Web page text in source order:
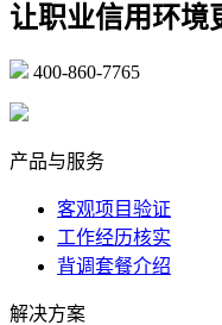
让职业信用环境
400-860-7765
产品与服务
客观项目验证
工作经历核实
背调套餐介绍
解决方案